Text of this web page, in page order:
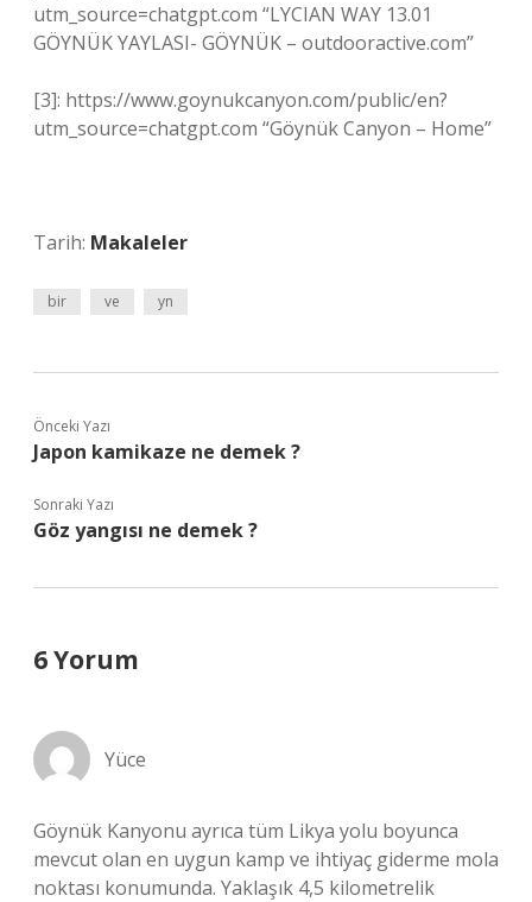
utm_source=chatgpt.com “LYCIAN WAY 13.01
GÖYNÜK YAYLASI- GÖYNÜK – outdooractive.com”
[3]: https://www.goynukcanyon.com/public/en?
utm_source=chatgpt.com “Göynük Canyon – Home”
Tarih: Makaleler
bir ve yn
Önceki Yazı
Japon kamikaze ne demek ?
Sonraki Yazı
Göz yangısı ne demek ?
6 Yorum
Yüce
Göynük Kanyonu ayrıca tüm Likya yolu boyunca
mevcut olan en uygun kamp ve ihtiyaç giderme mola
noktası konumunda. Yaklaşık 4,5 kilometrelik